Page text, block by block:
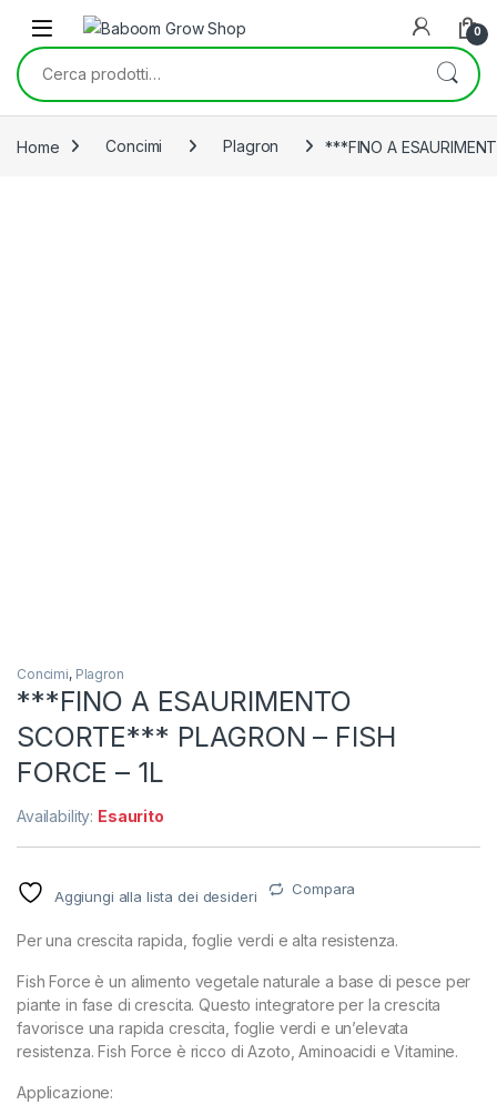
Skip to navigation
Skip to content
0
Cerca:
Home Concimi Plagron ***FINO A
Concimi, Plagron
***FINO A ESAURIMENTO
SCORTE*** PLAGRON – FISH
FORCE – 1L
Availability: Esaurito
Aggiungi alla lista dei desideri Compara
Per una crescita rapida, foglie verdi e alta resistenza.
Fish Force è un alimento vegetale naturale a base di pesce per
piante in fase di crescita. Questo integratore per la crescita
favorisce una rapida crescita, foglie verdi e un’elevata
resistenza. Fish Force è ricco di Azoto, Aminoacidi e Vitamine.
Applicazione: